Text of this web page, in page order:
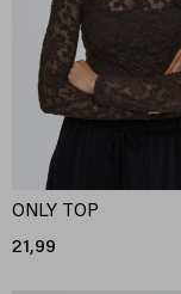
ONLY TOP
21,99